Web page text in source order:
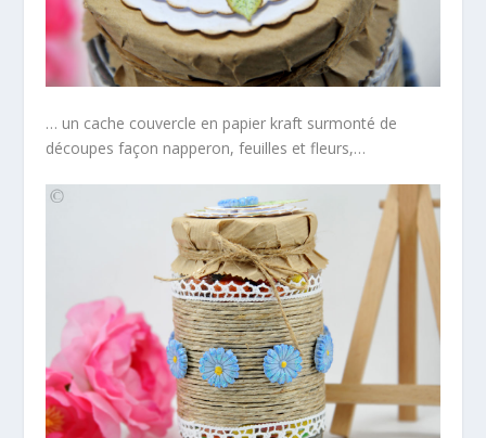
… un cache couvercle en papier kraft surmonté de
découpes façon napperon, feuilles et fleurs,…